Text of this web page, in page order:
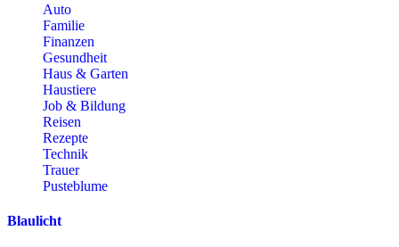
Auto
Familie
Finanzen
Gesundheit
Haus & Garten
Haustiere
Job & Bildung
Reisen
Rezepte
Technik
Trauer
Pusteblume
Blaulicht